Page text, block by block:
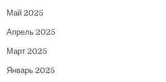
Май 2025
Апрель 2025
Март 2025
Январь 2025